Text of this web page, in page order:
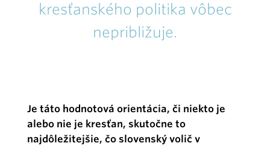
kresťanského politika vôbec
nepribližuje.
Je táto hodnotová orientácia, či niekto je
alebo nie je kresťan, skutočne to
najdôležitejšie, čo slovenský volič v